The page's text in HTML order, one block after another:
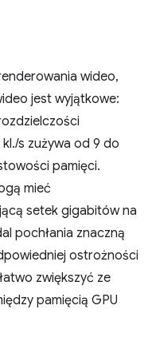
wideo,
jest wyjątkowe:
s zużywa od 9 do
pamięci.
mieć
setek gigabitów na
pochłania znaczną
ostrożności
zwiększyć ze
pamięcią GPU